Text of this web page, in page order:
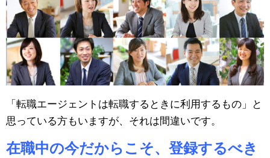
「転職エージェントは転職するときに利用するもの」と
思っている方もいますが、それは間違いです。
在職中の今だからこそ、登録するべき